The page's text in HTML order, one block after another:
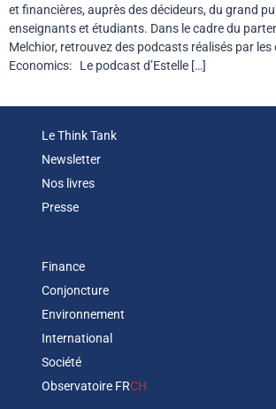
et financières, auprès des décideurs, du grand
enseignants et étudiants. Dans le cadre du
Melchior, retrouvez des podcasts réalisés par les
Economics: Le podcast d’Estelle […]
Le Think Tank
Newsletter
Nos livres
Presse
Finance
Conjoncture
Environnement
International
Société
Observatoire FRCH